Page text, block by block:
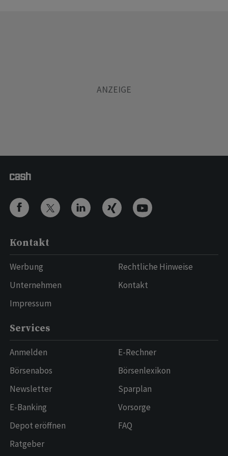
Kontakt
Werbung
Unternehmen
Impressum
Rechtliche Hinweise
Kontakt
Services
Anmelden
Börsenabos
Newsletter
E-Banking
Depot eröffnen
Ratgeber
E-Rechner
Börsenlexikon
Sparplan
Vorsorge
FAQ